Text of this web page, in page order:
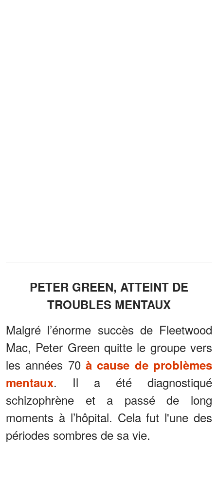
PETER GREEN, ATTEINT DE
TROUBLES MENTAUX
Malgré l’énorme succès de Fleetwood
Mac, Peter Green quitte le groupe vers
les années 70 à cause de problèmes
mentaux. Il a été diagnostiqué
schizophrène et a passé de long
moments à l’hôpital. Cela fut l'une des
périodes sombres de sa vie.